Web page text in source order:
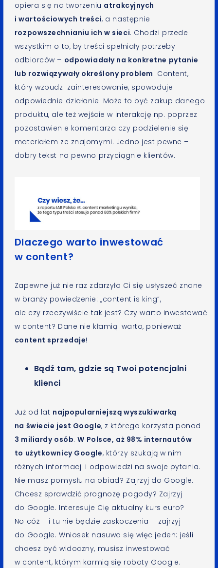
opiera się na tworzeniu atrakcyjnych
i wartościowych treści, a następnie
rozpowszechnianiu ich w sieci. Chodzi przede
wszystkim o to, by treści spełniały potrzeby
odbiorców – odpowiadały na konkretne pytanie
lub rozwiązywały określony problem. Content,
który wzbudzi zainteresowanie, spowoduje
odpowiednie działanie. Może to być zakup danego
produktu, ale też wejście w interakcję np. poprzez
pozostawienie komentarza czy podzielenie się
materiałem ze znajomymi. Jedno jest pewne –
dobry tekst na pewno przyciągnie klientów.
Dlaczego warto inwestować
w content?
Zapewne już nie raz zdarzyło Ci się usłyszeć znane
w branży powiedzenie: „content is king”,
ale czy rzeczywiście tak jest? Czy warto inwestować
w content? Dane nie kłamią: warto, ponieważ
content sprzedaje!
Bądź tam, gdzie są Twoi potencjalni
klienci
Już od lat najpopularniejszą wyszukiwarką
na świecie jest Google, z którego korzysta ponad
3 miliardy osób.W Polsce, aż 98% internautów
to użytkownicy Google, którzy szukają w nim
różnych informacji i odpowiedzi na swoje pytania.
Nie masz pomysłu na obiad? Zajrzyj do Google.
Chcesz sprawdzić prognozę pogody? Zajrzyj
do Google. Interesuje Cię aktualny kurs euro?
No cóż – i tu nie będzie zaskoczenia – zajrzyj
do Google. Wniosek nasuwa się więc jeden: jeśli
chcesz być widoczny, musisz inwestować
w content, którym karmią się roboty Google.